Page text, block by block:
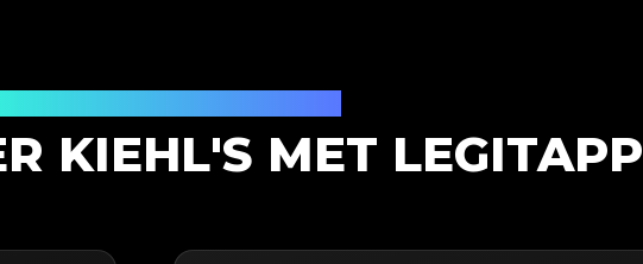
KIEHL'S MET LEGITAPP